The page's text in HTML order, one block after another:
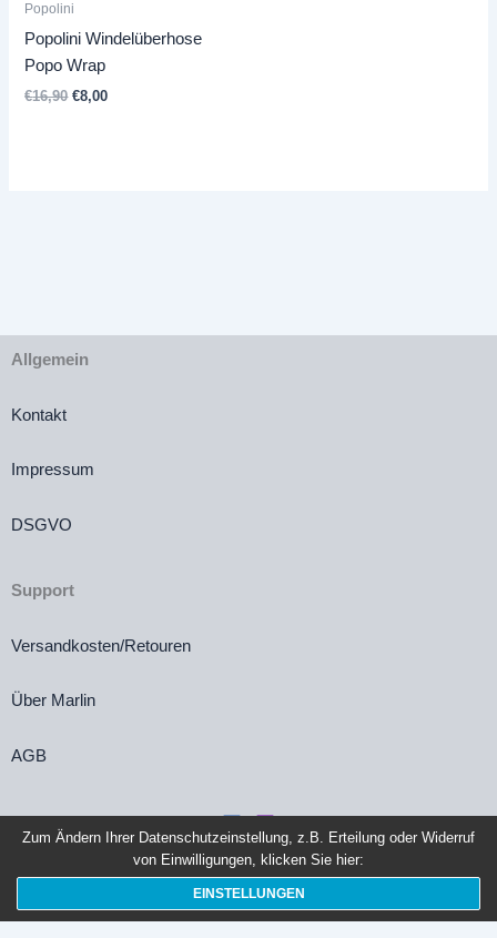
Popolini
Popolini Windelüberhose
Popo Wrap
€16,90 Ursprünglicher
€8,00Aktueller
Allgemein
Kontakt
Impressum
DSGVO
Support
Versandkosten/Retouren
Über Marlin
AGB
Vertrag widerrufen
Zum Ändern Ihrer Datenschutzeinstellung, z.B. Erteilung oder Widerruf
von Einwilligungen, klicken Sie hier:
EINSTELLUNGEN